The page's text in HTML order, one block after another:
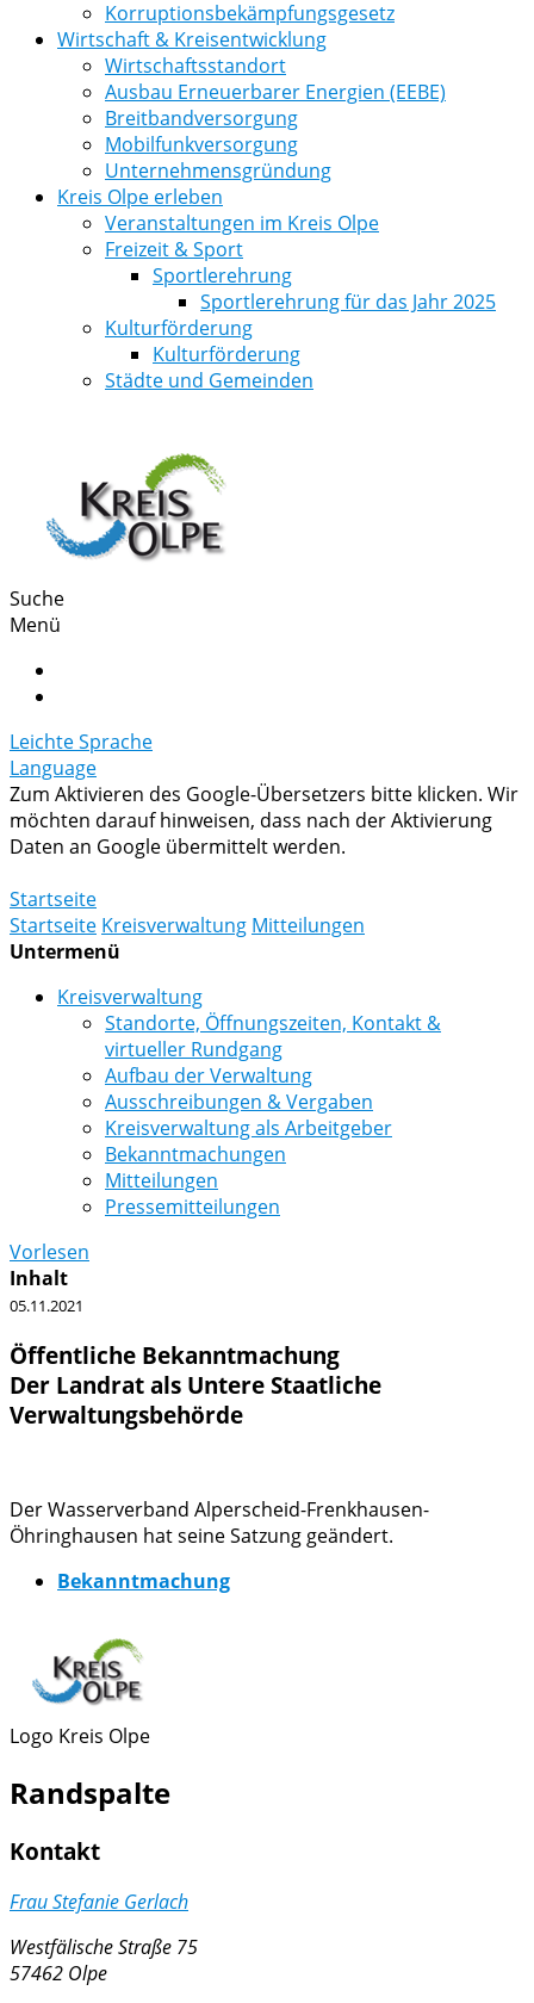
Korruptionsbekämpfungsgesetz
Wirtschaft & Kreisentwicklung
Wirtschaftsstandort
Ausbau Erneuerbarer Energien (EEBE)
Breitbandversorgung
Mobilfunkversorgung
Unternehmensgründung
Kreis Olpe erleben
Veranstaltungen im Kreis Olpe
Freizeit & Sport
Sportlerehrung
Sportlerehrung für das Jahr 2025
Kulturförderung
Kulturförderung
Städte und Gemeinden
Suche
Menü
Leichte Sprache
Language
Zum Aktivieren des Google-Übersetzers bitte klicken. Wir
möchten darauf hinweisen, dass nach der Aktivierung
Daten an Google übermittelt werden.
Startseite
Startseite Kreisverwaltung Mitteilungen
Untermenü
Kreisverwaltung
Standorte, Öffnungszeiten, Kontakt &
virtueller Rundgang
Aufbau der Verwaltung
Ausschreibungen & Vergaben
Kreisverwaltung als Arbeitgeber
Bekanntmachungen
Mitteilungen
Pressemitteilungen
Vorlesen
Inhalt
05.11.2021
Öffentliche Bekanntmachung
Der Landrat als Untere Staatliche
Verwaltungsbehörde
Der Wasserverband Alperscheid-Frenkhausen-
Öhringhausen hat seine Satzung geändert.
Bekanntmachung
Logo Kreis Olpe
Randspalte
Kontakt
Frau Stefanie Gerlach
Westfälische Straße 75
57462 Olpe